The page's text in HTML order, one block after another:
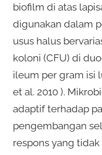
biofilm di atas
digunakan dalam
usus halus
koloni (CFU) di
ileum per gram isi
et al. 2010 ).
adaptif terhadap
pengembangan
respons yang